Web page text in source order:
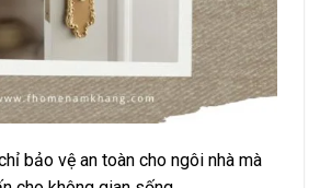
bảo vệ an toàn cho ngôi nhà mà